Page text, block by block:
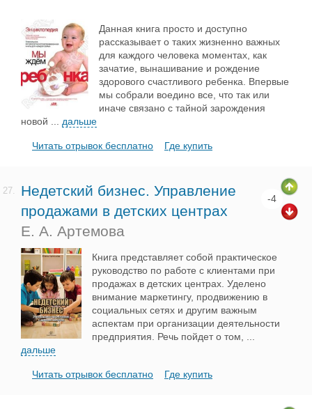
Данная книга просто и доступно
рассказывает о таких жизненно важных
для каждого человека моментах, как
зачатие, вынашивание и рождение
здорового счастливого ребенка. Впервые
мы собрали воедино все, что так или
иначе связано с тайной зарождения
новой
дальше
Читать отрывок бесплатно Где купить
27.
Недетский бизнес. Управление
продажами в детских центрах
Е. А. Артемова
-4
Книга представляет собой практическое
руководство по работе с клиентами при
продажах в детских центрах. Уделено
внимание маркетингу, продвижению в
социальных сетях и другим важным
аспектам при организации деятельности
предприятия. Речь пойдет о том,
дальше
Читать отрывок бесплатно Где купить